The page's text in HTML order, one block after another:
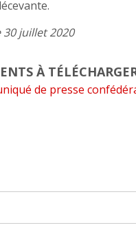
juillet 2020
À
de presse